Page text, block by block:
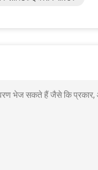
भेज सकते हैं जैसे कि प्रकार,